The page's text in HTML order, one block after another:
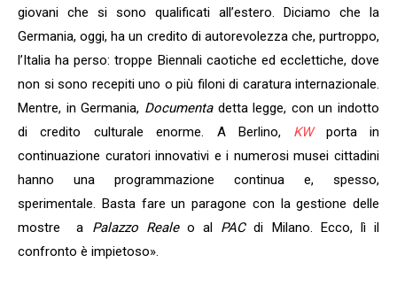
giovani che si sono qualificati all’estero. Diciamo che la
Germania, oggi, ha un credito di autorevolezza che, purtroppo,
l’Italia ha perso: troppe Biennali caotiche ed ecclettiche, dove
non si sono recepiti uno o più filoni di caratura internazionale.
Mentre, in Germania, Documentadetta legge, con un indotto
di credito culturale enorme. A Berlino, KWporta in
continuazione curatori innovativi e i numerosi musei cittadini
hanno una programmazione continua e, spesso,
sperimentale. Basta fare un paragone con la gestione delle
mostre a Palazzo Realeo al PACdi Milano. Ecco, lì il
confronto è impietoso».